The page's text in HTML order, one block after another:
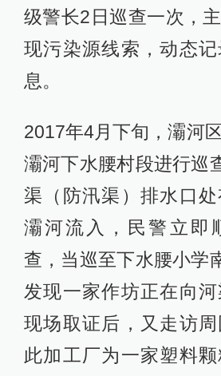
级警长2日巡查一次，
现污染源线索，动态
息。
2017年4月下旬，灞河
灞河下水腰村段进行巡
渠（防汛渠）排水口
灞河流入，民警立即
查，当巡至下水腰小学
发现一家作坊正在向
现场取证后，又走访
此加工厂为一家塑料